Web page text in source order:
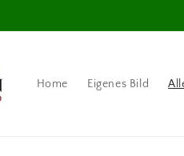
Home Eigenes Bild